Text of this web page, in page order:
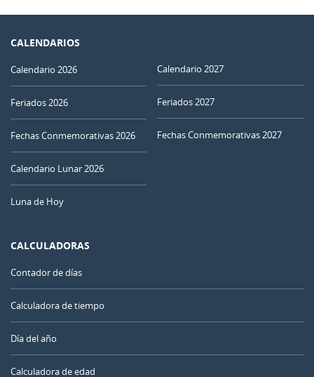
CALENDARIOS
Calendario 2026
Feriados 2026
Fechas Conmemorativas 2026
Calendario Lunar 2026
Luna de Hoy
Calendario 2027
Feriados 2027
Fechas Conmemorativas 2027
CALCULADORAS
Contador de días
Calculadora de tiempo
Día del año
Calculadora de edad